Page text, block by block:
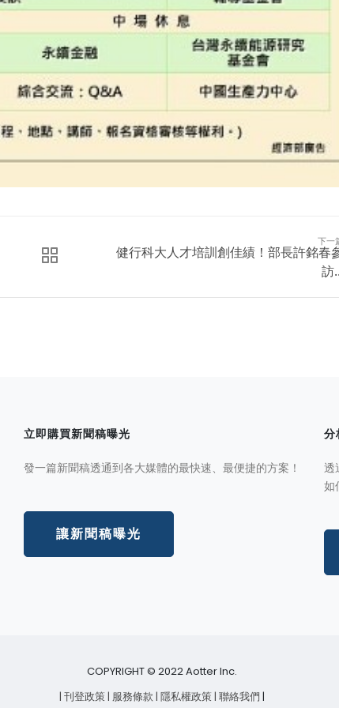
下一
健行科大人才培訓創佳績！部長許銘春
訪
立即購買新聞稿曝光
發一篇新聞稿透通到各大媒體的最快速、最便捷的方案！
讓新聞稿曝光
分
透
如
COPYRIGHT © 2022 Aotter Inc.
| 刊登政策| 服務條款 | 隱私權政策| 聯絡我們 |